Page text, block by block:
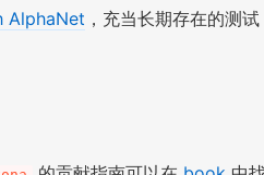
AlphaNet ，充当长期存在的测试